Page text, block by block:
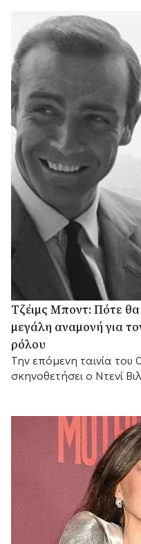
Τζέιμς Μποντ: Πότε
μεγάλη αναμονή για
ρόλου
Την επόμενη ταινία του
σκηνοθετήσει ο Ντενί